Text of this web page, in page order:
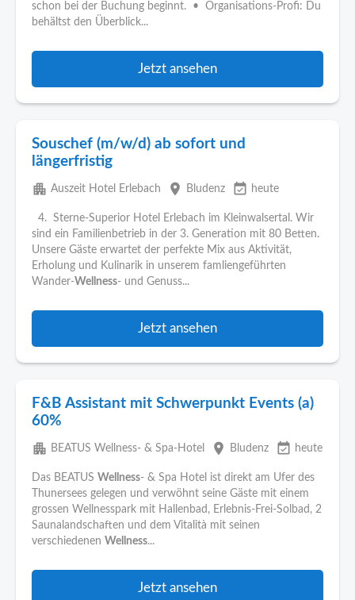
schon bei der Buchung beginnt. • Organisations-Profi: Du
behältst den Überblick...
Jetzt ansehen
Souschef (m/w/d) ab sofort und
längerfristig
apartment Auszeit Hotel Erlebach place Bludenz event_available heute
4. Sterne-Superior Hotel Erlebach im Kleinwalsertal. Wir
sind ein Familienbetrieb in der 3. Generation mit 80 Betten.
Unsere Gäste erwartet der perfekte Mix aus Aktivität,
Erholung und Kulinarik in unserem famliengeführten
Wander-Wellness- und Genuss...
Jetzt ansehen
F&B Assistant mit Schwerpunkt Events (a)
60%
apartment BEATUS Wellness- & Spa-Hotel place Bludenz event_available heute
Das BEATUS Wellness- & Spa Hotel ist direkt am Ufer des
Thunersees gelegen und verwöhnt seine Gäste mit einem
grossen Wellnesspark mit Hallenbad, Erlebnis-Frei-Solbad, 2
Saunalandschaften und dem Vitalità mit seinen
verschiedenen Wellness...
Jetzt ansehen